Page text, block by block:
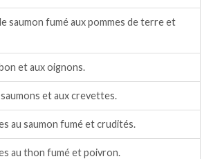
saumon fumé aux pommes de terre et
et aux oignons.
et aux crevettes.
au saumon fumé et crudités.
au thon fumé et poivron.